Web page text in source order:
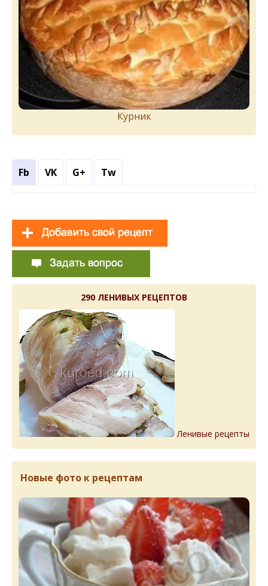
Курник
Fb VK G+ Tw
290 ЛЕНИВЫХ РЕЦЕПТОВ
Ленивые рецепты
Новые фото к рецептам